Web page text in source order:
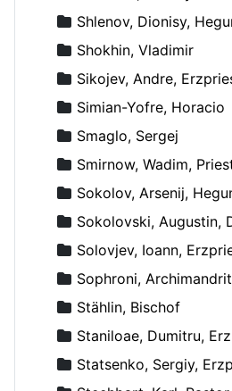
Shlenov, Dionisy,
Shokhin, Vladimir
Sikojev, Andre,
Simian-Yofre, Horacio
Smaglo, Sergej
Smirnow, Wadim,
Sokolov, Arsenij,
Sokolovski, Augustin,
Solovjev, Ioann,
Sophroni,
Stählin, Bischof
Staniloae, Dumitru,
Statsenko, Sergiy,